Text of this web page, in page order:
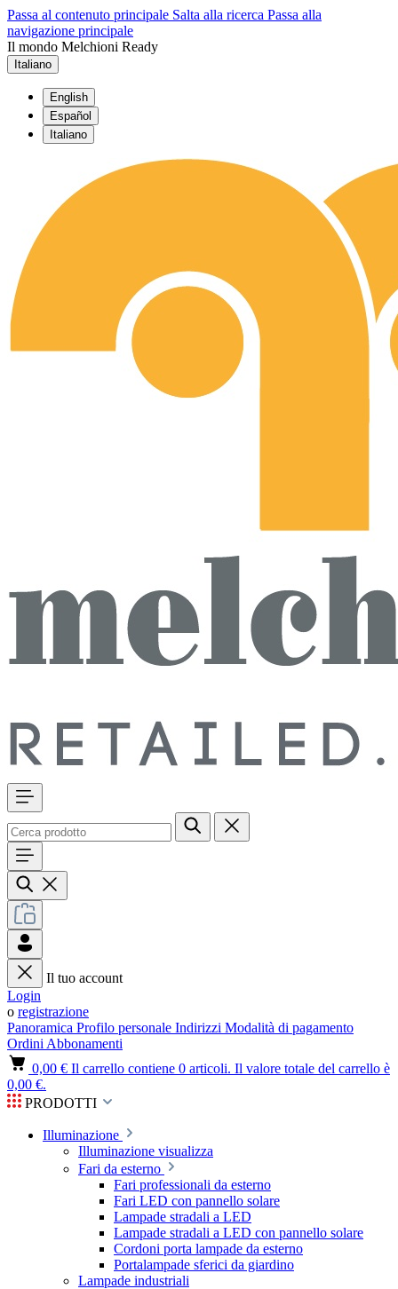
Passa al contenuto principale Salta alla ricerca Passa alla
navigazione principale
Il mondo Melchioni Ready
Italiano
English
Español
Italiano
Il tuo account
Login
o registrazione
Panoramica Profilo personale Indirizzi Modalità di pagamento
Ordini Abbonamenti
0,00 € Il carrello contiene 0 articoli. Il valore totale del carrello è
0,00 €.
PRODOTTI
Illuminazione
Illuminazione visualizza
Fari da esterno
Fari professionali da esterno
Fari LED con pannello solare
Lampade stradali a LED
Lampade stradali a LED con pannello solare
Cordoni porta lampade da esterno
Portalampade sferici da giardino
Lampade industriali